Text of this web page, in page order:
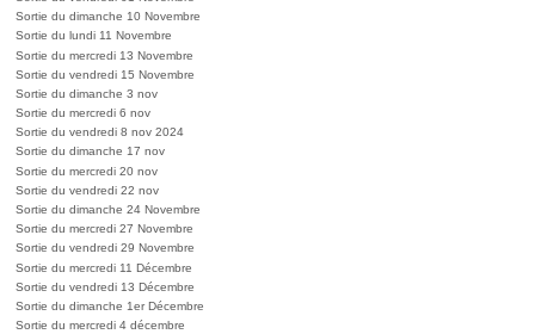
Sortie du dimanche 10 Novembre
Sortie du lundi 11 Novembre
Sortie du mercredi 13 Novembre
Sortie du vendredi 15 Novembre
Sortie du dimanche 3 nov
Sortie du mercredi 6 nov
Sortie du vendredi 8 nov 2024
Sortie du dimanche 17 nov
Sortie du mercredi 20 nov
Sortie du vendredi 22 nov
Sortie du dimanche 24 Novembre
Sortie du mercredi 27 Novembre
Sortie du vendredi 29 Novembre
Sortie du mercredi 11 Décembre
Sortie du vendredi 13 Décembre
Sortie du dimanche 1er Décembre
Sortie du mercredi 4 décembre